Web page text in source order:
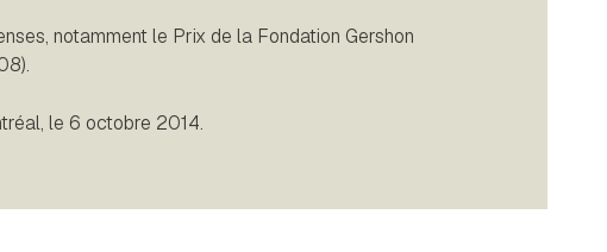
notamment le Prix de la Fondation Gershon
le 6 octobre 2014.